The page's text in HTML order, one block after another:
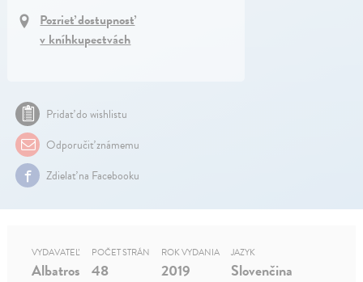
Pozrieť dostupnosť
v kníhkupectvách
Pridať do wishlistu
Odporučiť známemu
Zdielať na Facebooku
VYDAVATEĽ
Albatros
POČET STRÁN
48
ROK VYDANIA
2019
JAZYK
Slovenčina